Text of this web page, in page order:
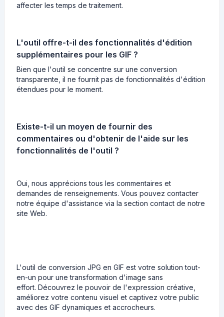
affecter les temps de traitement.
L'outil offre-t-il des fonctionnalités d'édition
supplémentaires pour les GIF ?
Bien que l'outil se concentre sur une conversion
transparente, il ne fournit pas de fonctionnalités d'édition
étendues pour le moment.
Existe-t-il un moyen de fournir des
commentaires ou d'obtenir de l'aide sur les
fonctionnalités de l'outil ?
Oui, nous apprécions tous les commentaires et
demandes de renseignements. Vous pouvez contacter
notre équipe d'assistance via la section contact de notre
site Web.
L'outil de conversion JPG en GIF est votre solution tout-
en-un pour une transformation d'image sans
effort. Découvrez le pouvoir de l'expression créative,
améliorez votre contenu visuel et captivez votre public
avec des GIF dynamiques et accrocheurs.